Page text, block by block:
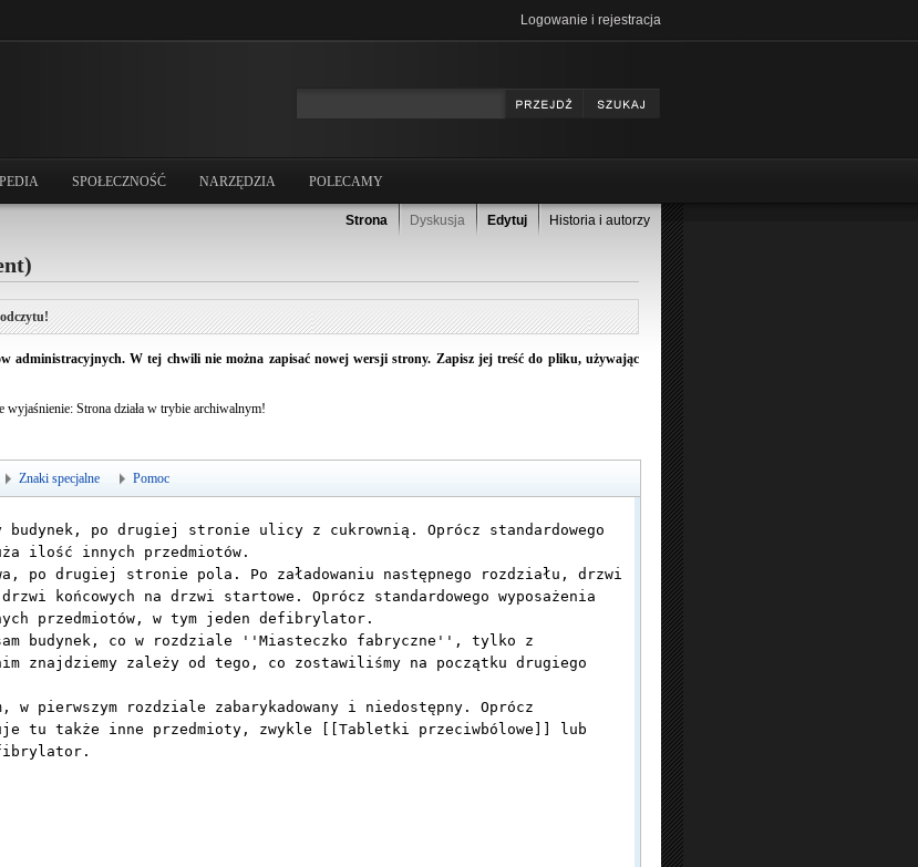
Logowanie i rejestracja
SPOŁECZNOŚĆ NARZĘDZIA POLECAMY
Strona Dyskusja Edytuj Historia i autorzy
administracyjnych. W tej chwili nie można zapisać nowej wersji strony. Zapisz jej treść do pliku, używając
wyjaśnienie: Strona działa w trybie archiwalnym!
Znaki specjalne Pomoc